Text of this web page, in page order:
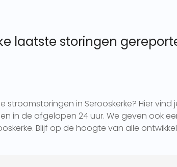
laatste storingen
in Serooskerke? Hier vind
in de afgelopen 24 uur. We geven ook
Blijf op de hoogte van alle